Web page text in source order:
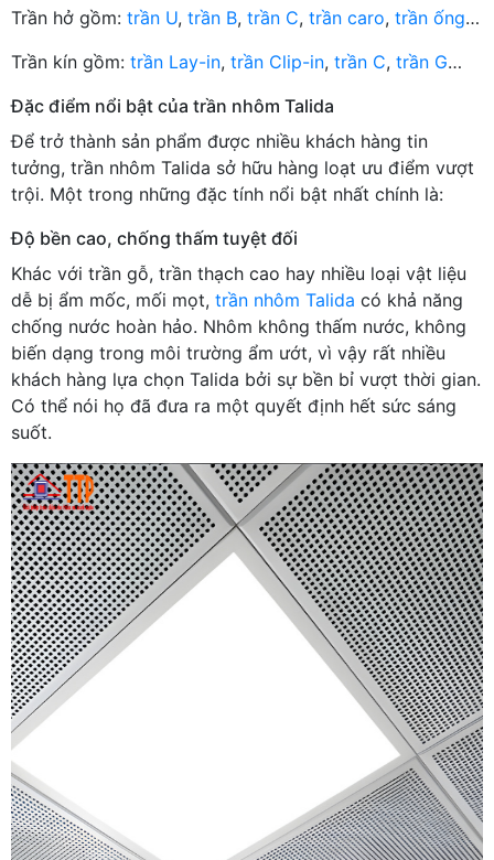
Trần hở gồm: trần U, trần B, trần C, trần caro, trần ống…
Trần kín gồm: trần Lay-in, trần Clip-in, trần C, trần G…
Đặc điểm nổi bật của trần nhôm Talida
Để trở thành sản phẩm được nhiều khách hàng tin
tưởng, trần nhôm Talida sở hữu hàng loạt ưu điểm vượt
trội. Một trong những đặc tính nổi bật nhất chính là:
Độ bền cao, chống thấm tuyệt đối
Khác với trần gỗ, trần thạch cao hay nhiều loại vật liệu
dễ bị ẩm mốc, mối mọt, trần nhôm Talida có khả năng
chống nước hoàn hảo. Nhôm không thấm nước, không
biến dạng trong môi trường ẩm ướt, vì vậy rất nhiều
khách hàng lựa chọn Talida bởi sự bền bỉ vượt thời gian.
Có thể nói họ đã đưa ra một quyết định hết sức sáng
suốt.